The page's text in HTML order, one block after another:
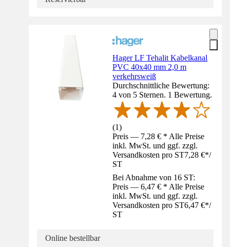
Hager LF Tehalit Kabelkanal
PVC 40x40 mm 2,0 m
verkehrsweiß
Durchschnittliche Bewertung:
4 von 5 Sternen. 1 Bewertung.
(1)
Preis — 7,28 € * Alle Preise
inkl. MwSt. und ggf. zzgl.
Versandkosten pro ST7,28 €*/
ST
Bei Abnahme von 16 ST:
Preis — 6,47 € * Alle Preise
inkl. MwSt. und ggf. zzgl.
Versandkosten pro ST6,47 €*/
ST
Online bestellbar